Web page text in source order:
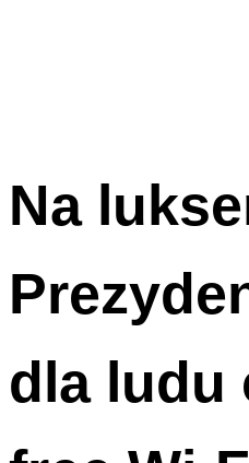
Na
dla ludu